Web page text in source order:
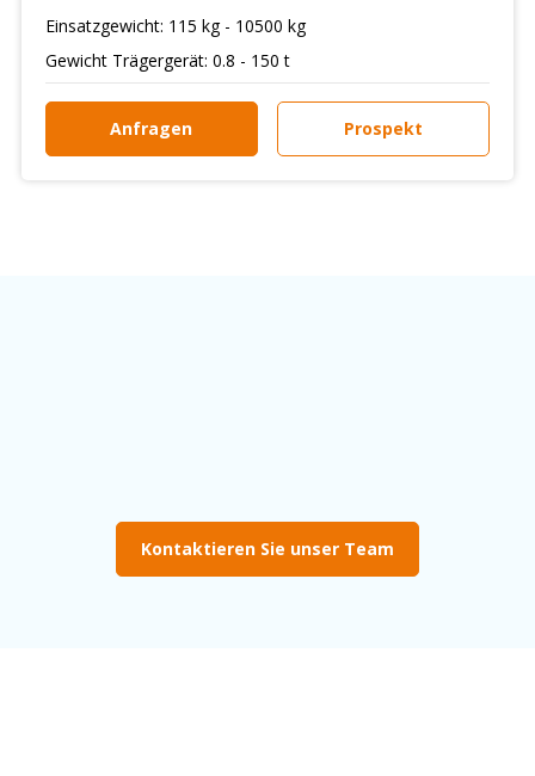
Einsatzgewicht: 115 kg - 10500 kg
Gewicht Trägergerät: 0.8 - 150 t
Anfragen Prospekt
Kontaktieren Sie unser Team